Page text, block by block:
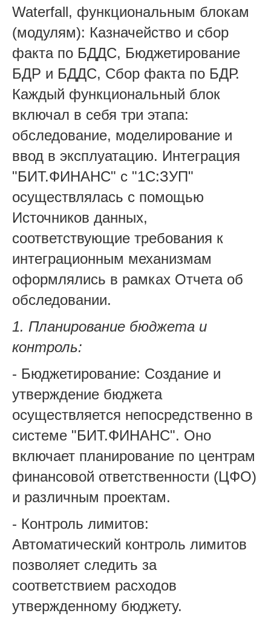
Waterfall, функциональным блокам
(модулям): Казначейство и сбор
факта по БДДС, Бюджетирование
БДР и БДДС, Сбор факта по БДР.
Каждый функциональный блок
включал в себя три этапа:
обследование, моделирование и
ввод в эксплуатацию. Интеграция
"БИТ.ФИНАНС" с "1С:ЗУП"
осуществлялась с помощью
Источников данных,
соответствующие требования к
интеграционным механизмам
оформлялись в рамках Отчета об
обследовании.
1. Планирование бюджета и
контроль:
- Бюджетирование: Создание и
утверждение бюджета
осуществляется непосредственно в
системе "БИТ.ФИНАНС". Оно
включает планирование по центрам
финансовой ответственности (ЦФО)
и различным проектам.
- Контроль лимитов:
Автоматический контроль лимитов
позволяет следить за
соответствием расходов
утвержденному бюджету.